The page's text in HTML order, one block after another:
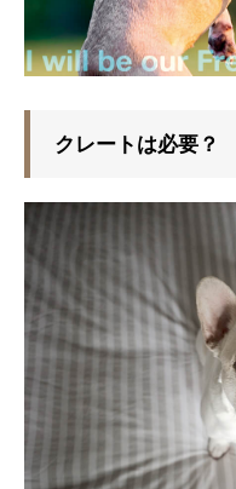
クレートは必要？